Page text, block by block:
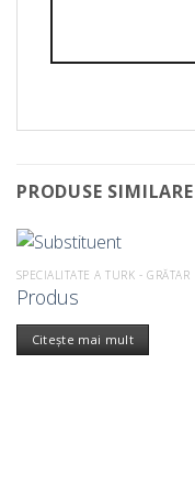
PRODUSE SIMILARE
SPECIALITATE A TURK - GRĂTAR
Produs
Citește mai mult